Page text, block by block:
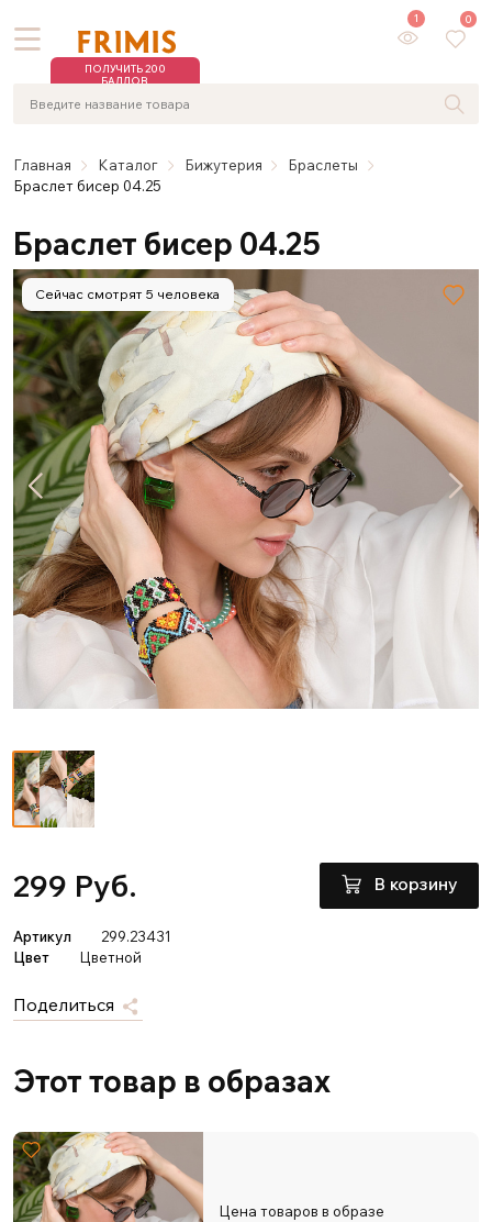
ПОЛУЧИТЬ 200
БАЛЛОВ
1 0
Главная Каталог Бижутерия
Браслеты
Браслет бисер 04.25
Браслет бисер 04.25
Сейчас смотрят 5 человека
299 Руб. В корзину
Артикул
299.23431
Цвет
Цветной
Поделиться
Этот товар в образах
Цена товаров в образе